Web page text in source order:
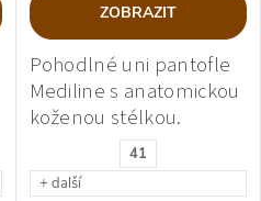
41
+ další
ZOBRAZIT
Pohodlné uni pantofle
Mediline s anatomickou
koženou stélkou.